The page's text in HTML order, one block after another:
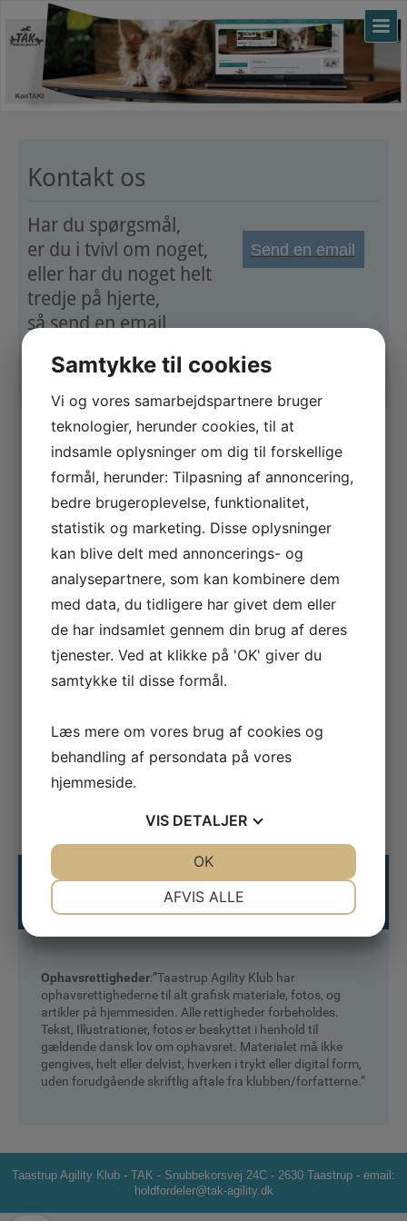
Kontakt os
Har du spørgsmål,
er du i tvivl om noget,
eller har du noget helt
tredje på hjerte,
så send en email
fra os.
Send en email
Ophavsrettigheder:”Taastrup Agility Klub har
ophavsrettighederne til alt grafisk materiale, fotos, og
artikler på hjemmesiden. Alle rettigheder forbeholdes.
Tekst, Illustrationer, fotos er beskyttet i henhold til
gældende dansk lov om ophavsret. Materialet må ikke
gengives, helt eller delvist, hverken i trykt eller digital form,
uden forudgående skriftlig aftale fra klubben/forfatterne.”
Taastrup Agility Klub - TAK - Snubbekorsvej 24C - 2630 Taastrup - email:
holdfordeler@tak-agility.dk
Samtykke til cookies
Vi og vores samarbejdspartnere bruger
teknologier, herunder cookies, til at
indsamle oplysninger om dig til forskellige
formål, herunder: Tilpasning af annoncering,
bedre brugeroplevelse, funktionalitet,
statistik og marketing. Disse oplysninger
kan blive delt med annoncerings- og
analysepartnere, som kan kombinere dem
med data, du tidligere har givet dem eller
de har indsamlet gennem din brug af deres
tjenester. Ved at klikke på 'OK' giver du
samtykke til disse formål.
Læs mere om vores brug af cookies og
behandling af persondata på vores
hjemmeside.
VIS DETALJER
AFVIS ALLE
OK